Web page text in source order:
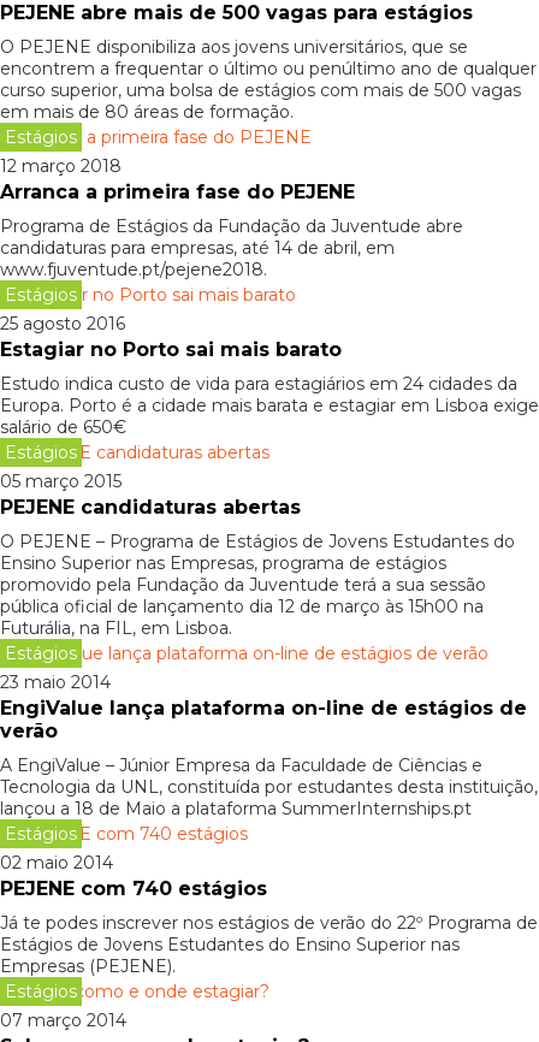
PEJENE abre mais de 500 vagas para estágios
O PEJENE disponibiliza aos jovens universitários, que se
encontrem a frequentar o último ou penúltimo ano de qualquer
curso superior, uma bolsa de estágios com mais de 500 vagas
em mais de 80 áreas de formação.
Estágios
12 março 2018
Arranca a primeira fase do PEJENE
Programa de Estágios da Fundação da Juventude abre
candidaturas para empresas, até 14 de abril, em
www.fjuventude.pt/pejene2018.
Estágios
25 agosto 2016
Estagiar no Porto sai mais barato
Estudo indica custo de vida para estagiários em 24 cidades da
Europa. Porto é a cidade mais barata e estagiar em Lisboa exige
salário de 650€
Estágios
05 março 2015
PEJENE candidaturas abertas
O PEJENE – Programa de Estágios de Jovens Estudantes do
Ensino Superior nas Empresas, programa de estágios
promovido pela Fundação da Juventude terá a sua sessão
pública oficial de lançamento dia 12 de março às 15h00 na
Futurália, na FIL, em Lisboa.
Estágios
23 maio 2014
EngiValue lança plataforma on-line de estágios de
verão
A EngiValue – Júnior Empresa da Faculdade de Ciências e
Tecnologia da UNL, constituída por estudantes desta instituição,
lançou a 18 de Maio a plataforma SummerInternships.pt
Estágios
02 maio 2014
PEJENE com 740 estágios
Já te podes inscrever nos estágios de verão do 22º Programa de
Estágios de Jovens Estudantes do Ensino Superior nas
Empresas (PEJENE).
Estágios
07 março 2014